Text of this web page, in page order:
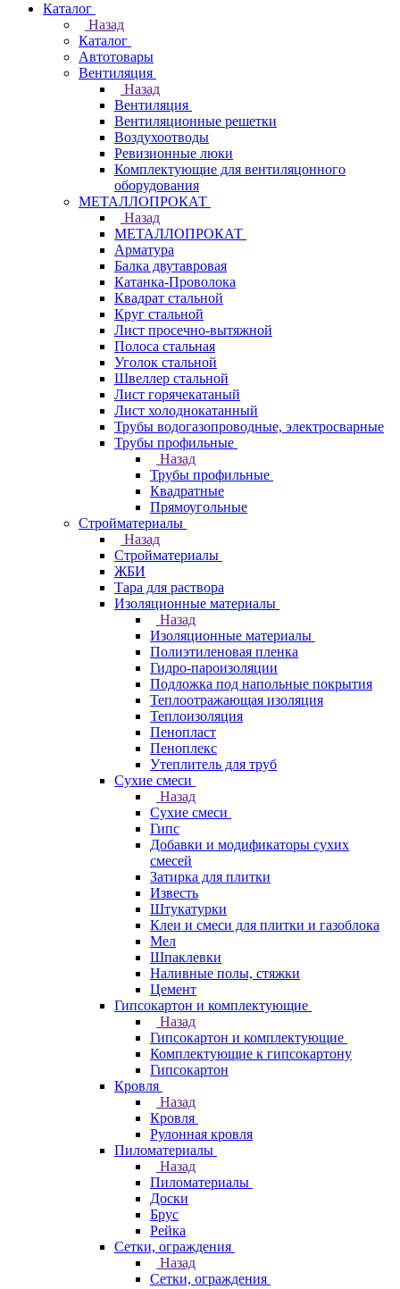
Каталог
Назад
Каталог
Автотовары
Вентиляция
Назад
Вентиляция
Вентиляционные решетки
Воздухоотводы
Ревизионные люки
Комплектующие для вентиляцонного
оборудования
МЕТАЛЛОПРОКАТ
Назад
МЕТАЛЛОПРОКАТ
Арматура
Балка двутавровая
Катанка-Проволока
Квадрат стальной
Круг стальной
Лист просечно-вытяжной
Полоса стальная
Уголок стальной
Швеллер стальной
Лист горячекатаный
Лист холоднокатанный
Трубы водогазопроводные, электросварные
Трубы профильные
Назад
Трубы профильные
Квадратные
Прямоугольные
Стройматериалы
Назад
Стройматериалы
ЖБИ
Тара для раствора
Изоляционные материалы
Назад
Изоляционные материалы
Полиэтиленовая пленка
Гидро-пароизоляции
Подложка под напольные покрытия
Теплоотражающая изоляция
Теплоизоляция
Пенопласт
Пеноплекс
Утеплитель для труб
Сухие смеси
Назад
Сухие смеси
Гипс
Добавки и модификаторы сухих
смесей
Затирка для плитки
Известь
Штукатурки
Клеи и смеси для плитки и газоблока
Мел
Шпаклевки
Наливные полы, стяжки
Цемент
Гипсокартон и комплектующие
Назад
Гипсокартон и комплектующие
Комплектующие к гипсокартону
Гипсокартон
Кровля
Назад
Кровля
Рулонная кровля
Пиломатериалы
Назад
Пиломатериалы
Доски
Брус
Рейка
Сетки, ограждения
Назад
Сетки, ограждения